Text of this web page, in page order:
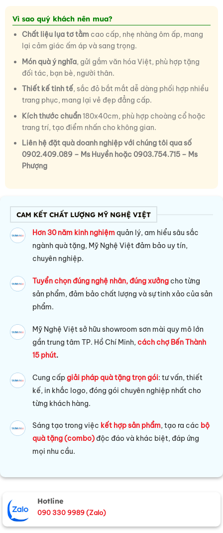
Vì sao quý khách nên mua?
Chất liệu lụa tơ tằm cao cấp, nhẹ nhàng ôm ấp, mang
lại cảm giác ấm áp và sang trọng.
Món quà ý nghĩa, gửi gắm văn hóa Việt, phù hợp tặng
đối tác, bạn bè, người thân.
Thiết kế tinh tế, sắc đỏ bắt mắt dễ dàng phối hợp nhiều
trang phục, mang lại vẻ đẹp đẳng cấp.
Kích thước chuẩn180x40cm, phù hợp choàng cổ hoặc
trang trí, tạo điểm nhấn cho không gian.
Liên hệ đặt quà doanh nghiệp với chúng tôi qua số
0902.409.089 – Ms Huyền hoặc 0903.754.715 – Ms
Phượng
CAM KẾT CHẤT LƯỢNG MỸ NGHỆ VIỆT
Hơn 30 năm kinh nghiệm quản lý, am hiểu sâu sắc
ngành quà tặng, Mỹ Nghệ Việt đảm bảo uy tín,
chuyên nghiệp.
Tuyển chọn đúng nghệ nhân, đúng xưởng cho từng
sản phẩm, đảm bảo chất lượng và sự tinh xảo của sản
phẩm.
Mỹ Nghệ Việt sở hữu showroom sơn mài quy mô lớn
gần trung tâm TP. Hồ Chí Minh,cách chợ Bến Thành
15 phút.
Cung cấpgiải pháp quà tặng trọn gói: tư vấn, thiết
kế, in khắc logo, đóng gói chuyên nghiệp nhất cho
từng khách hàng.
Sáng tạo trong việc kết hợp sản phẩm, tạo ra các bộ
quà tặng (combo) độc đáo và khác biệt, đáp ứng
mọi nhu cầu.
Hotline
090 330 9989 (Zalo)